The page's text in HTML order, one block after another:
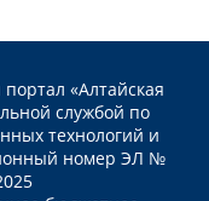
«Алтайская
службой по
технологий и
номер ЭЛ №